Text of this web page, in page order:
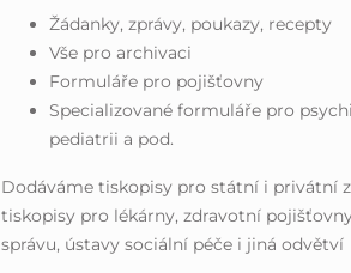
Žádanky, zprávy, poukazy, recepty
Vše pro archivaci
Formuláře pro pojišťovny
Specializované formuláře pro
pediatrii a pod.
Dodáváme tiskopisy pro státní i privátní
tiskopisy pro lékárny, zdravotní
správu, ústavy sociální péče i jiná odvětví